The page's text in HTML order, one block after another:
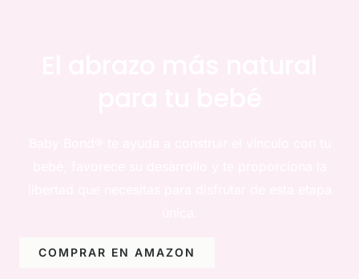
COMPRAR EN AMAZON